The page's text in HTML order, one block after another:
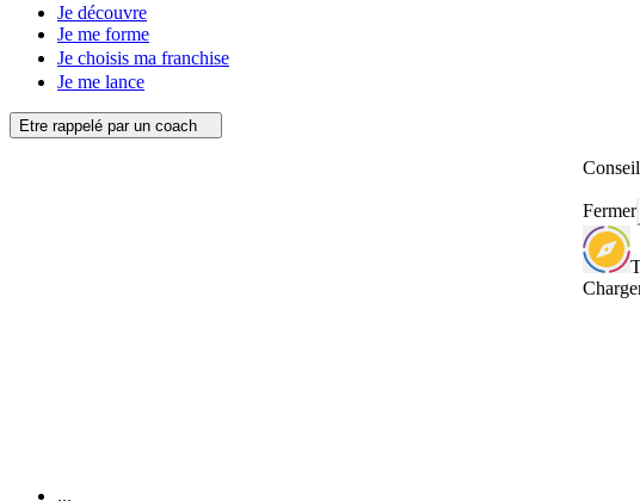
Je découvre
Je me forme
Je choisis ma franchise
Je me lance
Etre rappelé par un coach
Fermer
...